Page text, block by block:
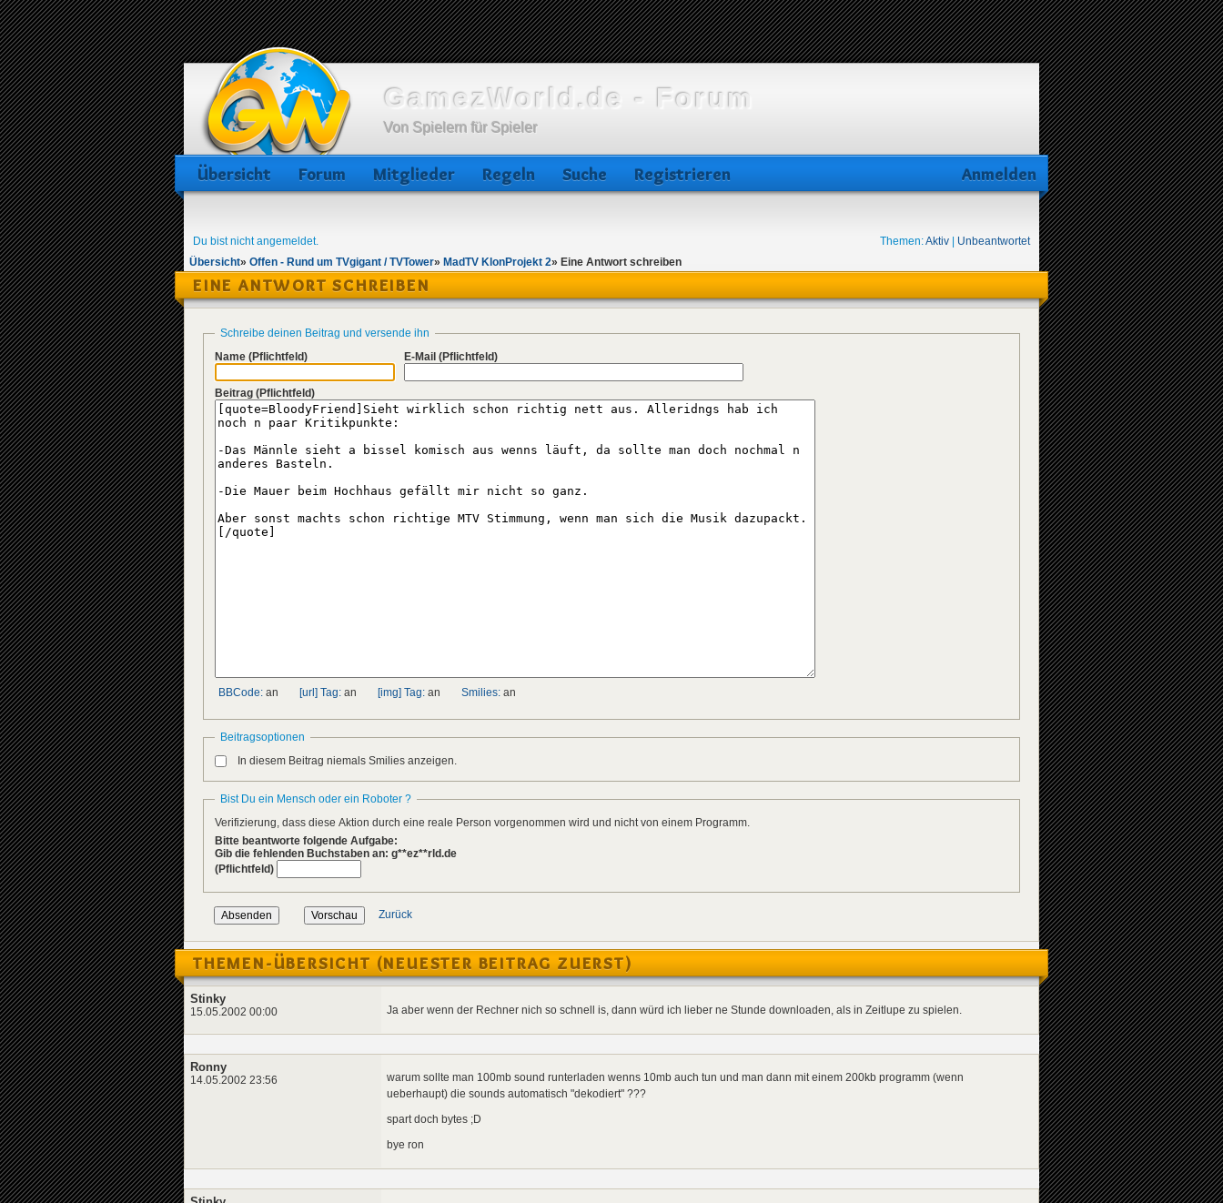
GamezWorld.de - Forum
Von Spielern für Spieler
Übersicht Forum Mitglieder Regeln Suche Registrieren Anmelden
Du bist nicht angemeldet. Themen:Aktiv
Unbeantwortet
Übersicht» Offen - Rund um TVgigant / TVTower» MadTV KlonProjekt 2» Eine Antwort schreiben
EINE ANTWORT SCHREIBEN
Schreibe deinen Beitrag und versende ihn
Name (Pflichtfeld) E-Mail (Pflichtfeld)
Beitrag (Pflichtfeld)
BBCode: an [url] Tag: an [img] Tag: an Smilies: an
Beitragsoptionen
In diesem Beitrag niemals Smilies anzeigen.
Bist Du ein Mensch oder ein Roboter ?
Verifizierung, dass diese Aktion durch eine reale Person vorgenommen wird und nicht von einem Programm.
Bitte beantworte folgende Aufgabe:
Gib die fehlenden Buchstaben an: g**ez**rld.de
(Pflichtfeld)
Zurück
THEMEN-ÜBERSICHT (NEUESTER BEITRAG ZUERST)
Stinky
15.05.2002 00:00 Ja aber wenn der Rechner nich so schnell is, dann würd ich lieber ne Stunde downloaden, als in Zeitlupe zu spielen.
Ronny
14.05.2002 23:56
warum sollte man 100mb sound runterladen wenns 10mb auch tun und man dann mit einem 200kb programm (wenn
ueberhaupt) die sounds automatisch "dekodiert" ???
spart doch bytes ;D
bye ron